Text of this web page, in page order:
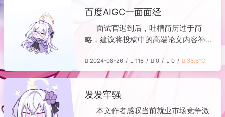
示若年薪能达到30万会考虑接受，否
则将拒绝这份offer。全文反映了应届生
在求职中对薪资、工作强度及职业选择
百度AIGC一面面经
面试官迟到后，吐槽简历过于简
略，建议将投稿中的高端论文内容补充
度学习概念（如Attention、GRU、
LSTM），其中LSTM部分回答不佳。
词，同频按字母排序”并通过。整体面
试氛围较愉快，但结果未知。
2024-08-26 116 0 0 35.6℃
发发牢骚
本文作者感叹当前就业市场竞争激